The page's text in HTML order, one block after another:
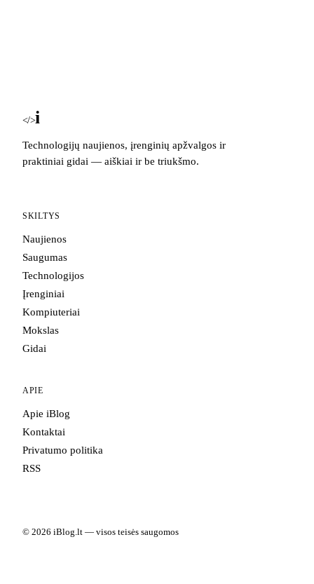
</>i
Technologijų naujienos, įrenginių apžvalgos ir
praktiniai gidai — aiškiai ir be triukšmo.
SKILTYS
Naujienos
Saugumas
Technologijos
Įrenginiai
Kompiuteriai
Mokslas
Gidai
APIE
Apie iBlog
Kontaktai
Privatumo politika
RSS
© 2026 iBlog.lt — visos teisės saugomos